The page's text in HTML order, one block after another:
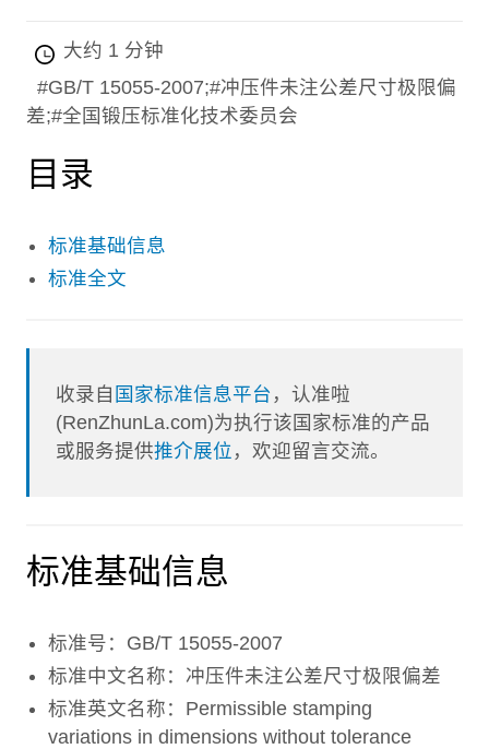
大约 1 分钟
#GB/T 15055-2007;#冲压件未注公差尺寸极限偏
差;#全国锻压标准化技术委员会
目录
标准基础信息
标准全文
收录自 国家标准信息平台 ，认准啦
(RenZhunLa.com)为执行该国家标准的产品
或服务提供推介展位 ，欢迎留言交流。
标准基础信息
标准号：GB/T 15055-2007
标准中文名称：冲压件未注公差尺寸极限偏差
标准英文名称：Permissible stamping
variations in dimensions without tolerance